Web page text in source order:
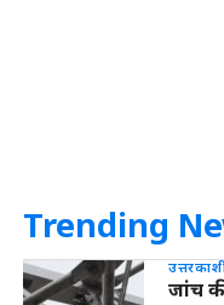
Trending
जांच